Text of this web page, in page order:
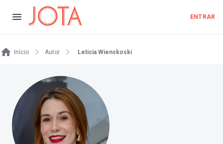
ENTRAR
Início Autor Leticia Wienskoski